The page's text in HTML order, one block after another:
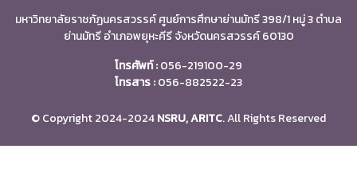
มหาวิทยาลัยราชภัฏนครสวรรค์ ศูนย์การศึกษาย่านมัทรี 398/1 หมู่ 3 ตำบล
ย่านมัทรี อำเภอพยุหะคีรี จังหวัดนครสวรรค์ 60130
โทรศัพท์ :056-219100-29
โทรสาร :056-882522-23
© Copyright 2024-2024NSRU, ARITC. All Rights Reserved